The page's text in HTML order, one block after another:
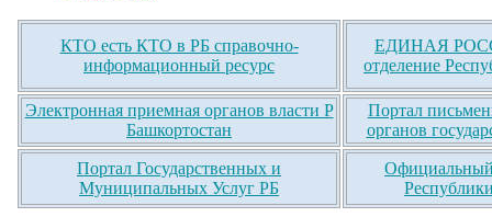
КТО есть КТО в РБ справочно-
информационный ресурс
ЕДИНАЯ
отделение
Электронная приемная органов власти Р
Башкортостан
Портал
органов
Портал Государственных и
Муниципальных Услуг РБ
Официальный